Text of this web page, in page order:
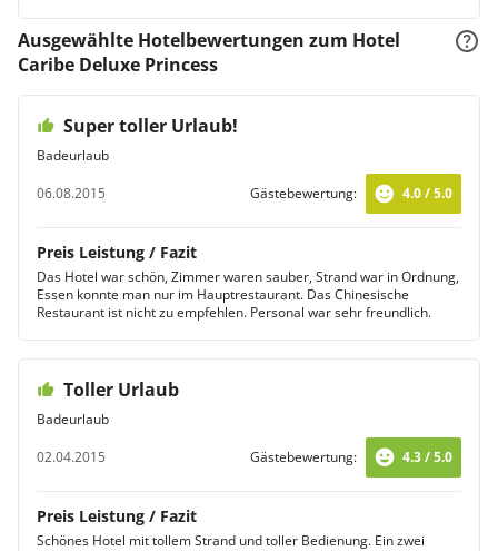
Ausgewählte Hotelbewertungen zum Hotel
Caribe Deluxe Princess
Super toller Urlaub!
Badeurlaub
06.08.2015
Gästebewertung: 4.0 / 5.0
Preis Leistung / Fazit
Das Hotel war schön, Zimmer waren sauber, Strand war in Ordnung,
Essen konnte man nur im Hauptrestaurant. Das Chinesische
Restaurant ist nicht zu empfehlen. Personal war sehr freundlich.
Toller Urlaub
Badeurlaub
02.04.2015
Gästebewertung: 4.3 / 5.0
Preis Leistung / Fazit
Schönes Hotel mit tollem Strand und toller Bedienung. Ein zwei